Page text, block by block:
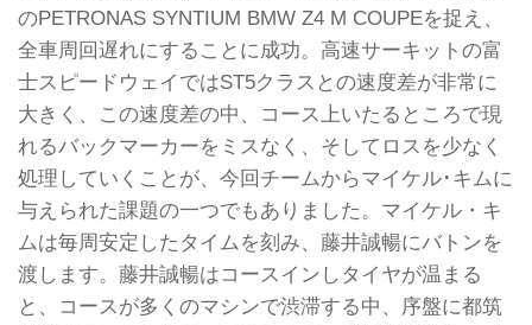
のPETRONAS SYNTIUM BMW Z4 M COUPEを捉え、
全車周回遅れにすることに成功。高速サーキットの富
士スピードウェイではST5クラスとの速度差が非常に
大きく、この速度差の中、コース上いたるところで現
れるバックマーカーをミスなく、そしてロスを少なく
処理していくことが、今回チームからマイケル･キムに
与えられた課題の一つでもありました。マイケル・キ
ムは毎周安定したタイムを刻み、藤井誠暢にバトンを
渡します。藤井誠暢はコースインしタイヤが温まる
と、コースが多くのマシンで渋滞する中、序盤に都筑